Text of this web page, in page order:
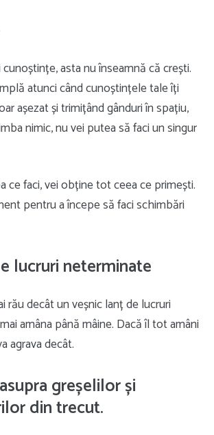
asta nu înseamnă că crești.
atunci când cunoștințele tale îți
așezat și trimițând gânduri în spațiu,
nimic, nu vei putea să faci un singur
ce faci, vei obține tot ceea ce primești.
pentru a începe să faci schimbări
lucruri neterminate
rău decât un veșnic lanț de lucruri
amâna până mâine. Dacă îl tot amâni
agrava decât.
greșelilor și
din trecut.